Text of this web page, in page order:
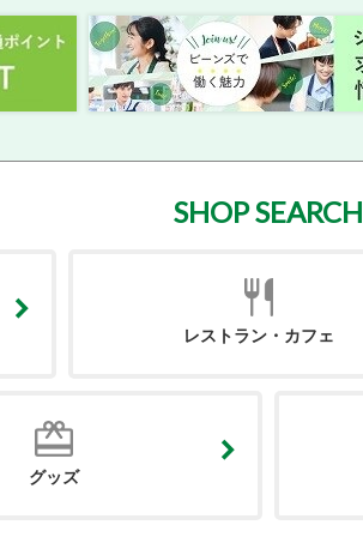
SHOP SEARCH
レストラン・カフェ
グッズ